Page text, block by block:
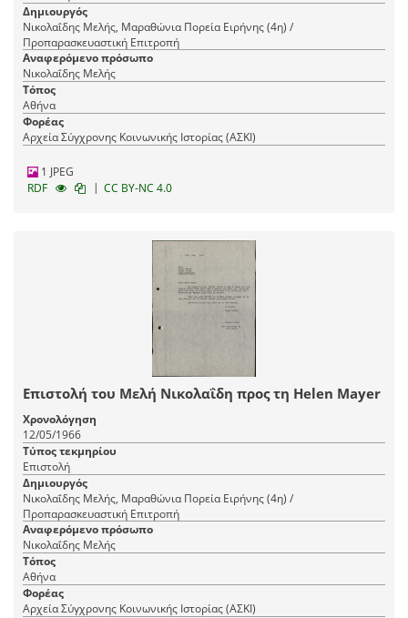
Δημιουργός
Νικολαΐδης Μελής, Μαραθώνια Πορεία Ειρήνης (4η) /
Προπαρασκευαστική Επιτροπή
Αναφερόμενο πρόσωπο
Νικολαΐδης Μελής
Τόπος
Αθήνα
Φορέας
Αρχεία Σύγχρονης Κοινωνικής Ιστορίας (ΑΣΚΙ)
1 JPEG
RDF
| CC BY-NC 4.0
Επιστολή του Μελή Νικολαΐδη προς τη Helen Mayer
Χρονολόγηση
12/05/1966
Τύπος τεκμηρίου
Επιστολή
Δημιουργός
Νικολαΐδης Μελής, Μαραθώνια Πορεία Ειρήνης (4η) /
Προπαρασκευαστική Επιτροπή
Αναφερόμενο πρόσωπο
Νικολαΐδης Μελής
Τόπος
Αθήνα
Φορέας
Αρχεία Σύγχρονης Κοινωνικής Ιστορίας (ΑΣΚΙ)